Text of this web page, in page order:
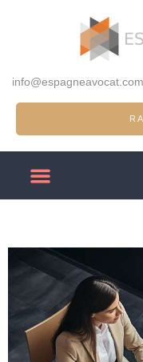
info@espagneavocat.com